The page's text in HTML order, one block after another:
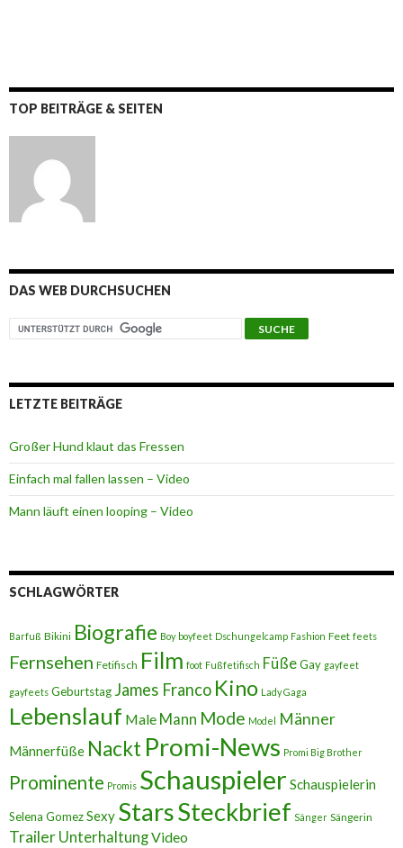
TOP BEITRÄGE & SEITEN
DAS WEB DURCHSUCHEN
LETZTE BEITRÄGE
Großer Hund klaut das Fressen
Einfach mal fallen lassen – Video
Mann läuft einen looping – Video
SCHLAGWÖRTER
Barfuß Bikini Biografie Boy boyfeet Dschungelcamp Fashion Feet feets
Fernsehen Fetifisch Film foot Fußfetifisch FüßeGay gayfeet
gayfeets Geburtstag James Franco Kino Lady Gaga
Lebenslauf Male Mann Mode Model Männer
Männerfüße Nackt Promi-News Promi Big Brother
Prominente Promis Schauspieler Schauspielerin
Selena GomezSexy StarsSteckbrief Sänger Sängerin
Trailer UnterhaltungVideo